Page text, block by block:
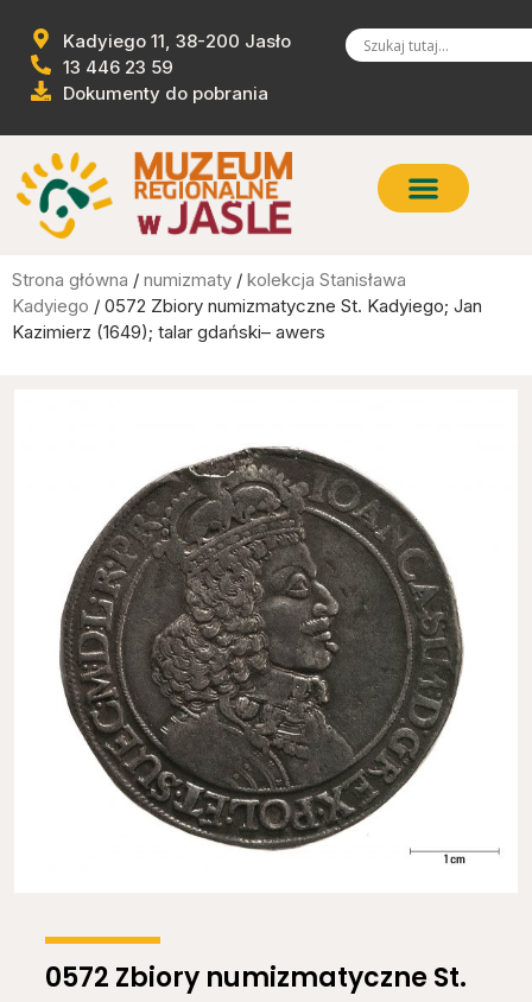
Kadyiego 11, 38-200 Jasło
13 446 23 59
Dokumenty do pobrania
Strona główna / numizmaty / kolekcja Stanisława
Kadyiego / 0572 Zbiory numizmatyczne St. Kadyiego; Jan
Kazimierz (1649); talar gdański– awers
0572 Zbiory numizmatyczne St.